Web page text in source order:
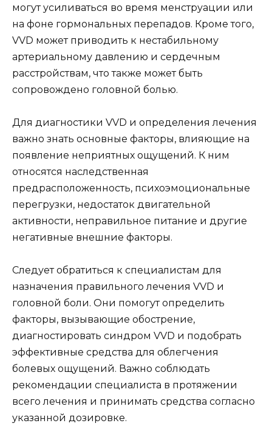
могут усиливаться во время менструации или
на фоне гормональных перепадов. Кроме того,
VVD может приводить к нестабильному
артериальному давлению и сердечным
расстройствам, что также может быть
сопровождено головной болью.
Для диагностики VVD и определения лечения
важно знать основные факторы, влияющие на
появление неприятных ощущений. К ним
относятся наследственная
предрасположенность, психоэмоциональные
перегрузки, недостаток двигательной
активности, неправильное питание и другие
негативные внешние факторы.
Следует обратиться к специалистам для
назначения правильного лечения VVD и
головной боли. Они помогут определить
факторы, вызывающие обострение,
диагностировать синдром VVD и подобрать
эффективные средства для облегчения
болевых ощущений. Важно соблюдать
рекомендации специалиста в протяжении
всего лечения и принимать средства согласно
указанной дозировке.